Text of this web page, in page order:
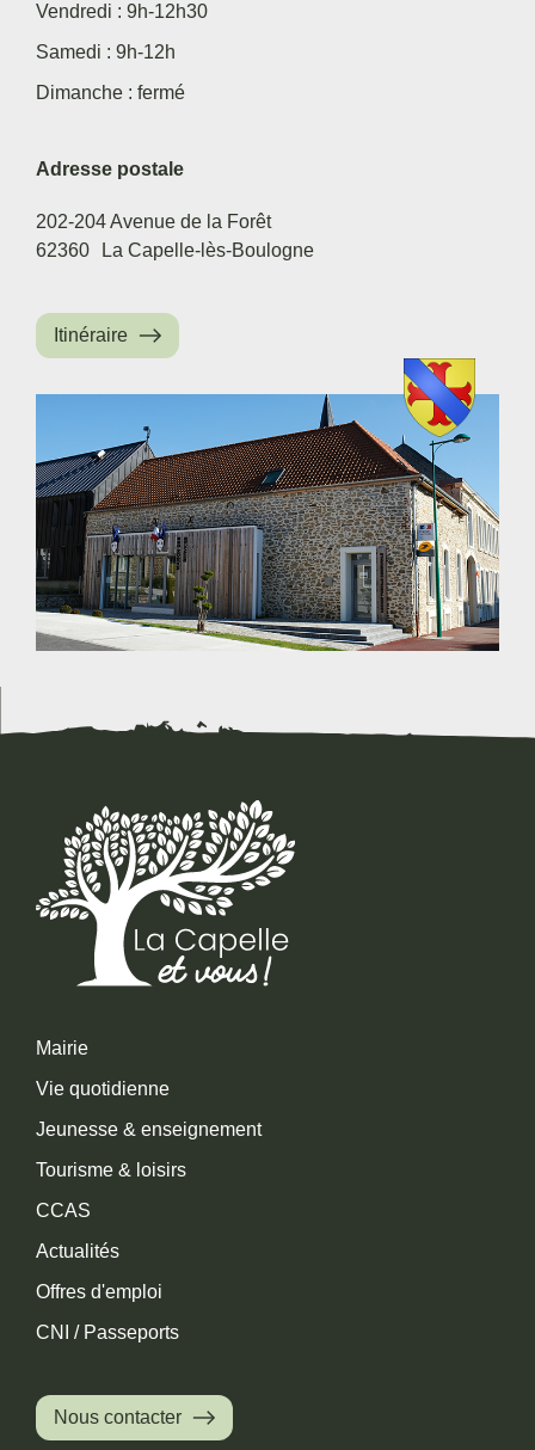
Vendredi : 9h-12h30
Samedi : 9h-12h
Dimanche : fermé
Adresse postale
202-204 Avenue de la Forêt
62360
La Capelle-lès-Boulogne
Itinéraire
Mairie
Vie quotidienne
Jeunesse & enseignement
Tourisme & loisirs
CCAS
Actualités
Offres d'emploi
CNI / Passeports
Nous contacter